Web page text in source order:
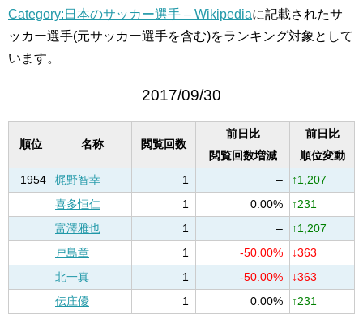
Category:日本のサッカー選手 – Wikipediaに記載されたサ
ッカー選手(元サッカー選手を含む)をランキング対象として
います。
2017/09/30
順位 名称 閲覧回数
前日比
閲覧回数増減
前日比
順位変動
1954
梶野智幸 1 –
↑1,207
喜多恒仁
1 0.00%
↑231
富澤雅也
1 –
↑1,207
戸島章
1 -50.00%
↓363
北一真
1 -50.00%
↓363
伝庄優
1 0.00%
↑231